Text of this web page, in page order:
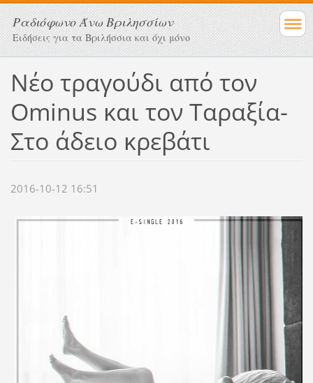
Ραδιόφωνο Άνω Βριλησσίων
Ειδήσεις για τα Βριλήσσια και όχι μόνο
Νέο τραγούδι από τον
Ominus και τον Ταραξία-
Στο άδειο κρεβάτι
2016-10-12 16:51